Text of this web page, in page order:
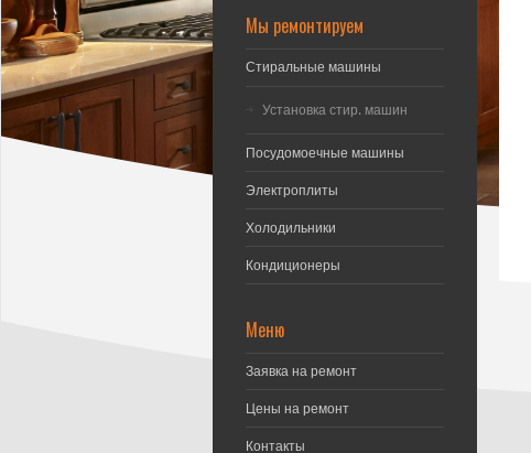
Мы ремонтируем
Стиральные машины
Установка стир. машин
Посудомоечные машины
Электроплиты
Холодильники
Кондиционеры
Меню
Заявка на ремонт
Цены на ремонт
Контакты